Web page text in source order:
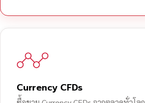
Currency CFDs